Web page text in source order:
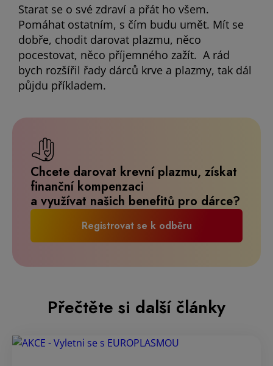
Starat se o své zdraví a přát ho všem.
Pomáhat ostatním, s čím budu umět. Mít se
dobře, chodit darovat plazmu, něco
pocestovat, něco příjemného zažít. A rád
bych rozšířil řady dárců krve a plazmy, tak dál
půjdu příkladem.
Chcete darovat krevní plazmu, získat
finanční kompenzaci
a využívat našich benefitů pro dárce?
Registrovat se k odběru
Přečtěte si další články